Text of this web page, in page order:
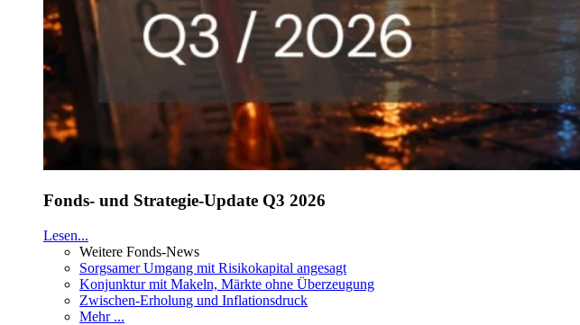
Fonds- und Strategie-Update Q3 2026
Lesen...
Weitere Fonds-News
Sorgsamer Umgang mit Risikokapital angesagt
Konjunktur mit Makeln, Märkte ohne Überzeugung
Zwischen-Erholung und Inflationsdruck
Mehr ...